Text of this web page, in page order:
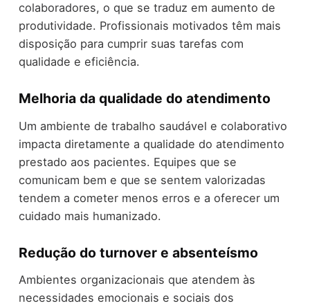
colaboradores, o que se traduz em aumento de
produtividade. Profissionais motivados têm mais
disposição para cumprir suas tarefas com
qualidade e eficiência.
Melhoria da qualidade do atendimento
Um ambiente de trabalho saudável e colaborativo
impacta diretamente a qualidade do atendimento
prestado aos pacientes. Equipes que se
comunicam bem e que se sentem valorizadas
tendem a cometer menos erros e a oferecer um
cuidado mais humanizado.
Redução do turnover e absenteísmo
Ambientes organizacionais que atendem às
necessidades emocionais e sociais dos